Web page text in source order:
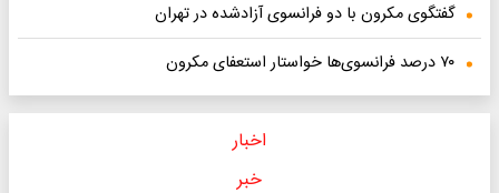
گفتگوی مکرون با دو فرانسوی آزادشده در تهران
۷۰ درصد فرانسوی‌ها خواستار استعفای مکرون
اخبار
خبر